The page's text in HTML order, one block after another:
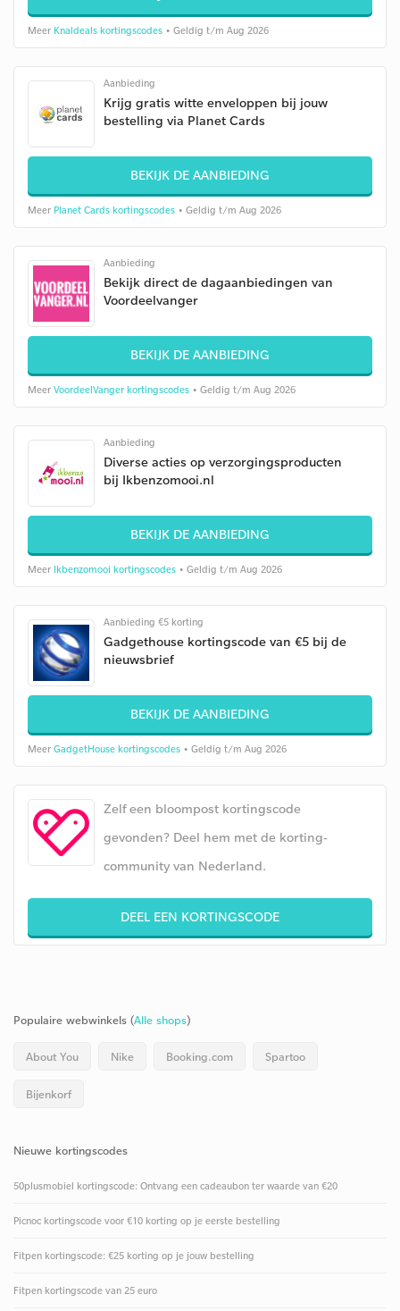
Meer Knaldeals kortingscodes • Geldig t/m Aug 2026
Aanbieding
Krijg gratis witte enveloppen bij jouw
bestelling via Planet Cards
BEKIJK DE AANBIEDING
Meer Planet Cards kortingscodes • Geldig t/m Aug 2026
Aanbieding
Bekijk direct de dagaanbiedingen van
Voordeelvanger
BEKIJK DE AANBIEDING
Meer VoordeelVanger kortingscodes • Geldig t/m Aug 2026
Aanbieding
Diverse acties op verzorgingsproducten
bij Ikbenzomooi.nl
BEKIJK DE AANBIEDING
Meer Ikbenzomooi kortingscodes • Geldig t/m Aug 2026
Aanbieding €5 korting
Gadgethouse kortingscode van €5 bij de
nieuwsbrief
BEKIJK DE AANBIEDING
Meer GadgetHouse kortingscodes • Geldig t/m Aug 2026
Zelf een bloompost kortingscode
gevonden? Deel hem met de korting-
community van Nederland.
DEEL EEN KORTINGSCODE
Populaire webwinkels (Alle shops)
About You Nike Booking.com Spartoo
Bijenkorf
Nieuwe kortingscodes
50plusmobiel kortingscode: Ontvang een cadeaubon ter waarde van €20
Picnoc kortingscode voor €10 korting op je eerste bestelling
Fitpen kortingscode: €25 korting op je jouw bestelling
Fitpen kortingscode van 25 euro